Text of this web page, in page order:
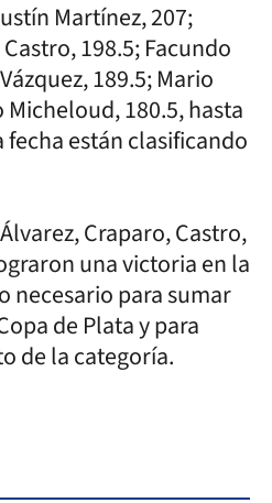
Martínez, 207;
198.5; Facundo
189.5; Mario
Micheloud, 180.5, hasta
están clasificando
Craparo, Castro,
una victoria en la
necesario para sumar
de Plata y para
de la categoría.